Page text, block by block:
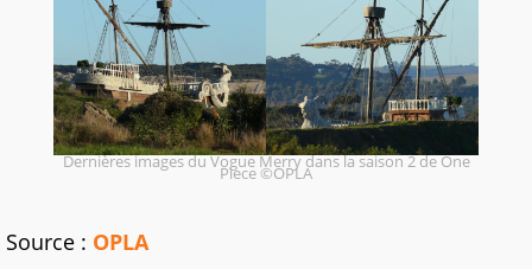
Dernières images du Vogue Merry dans la saison 2 de One
Piece ©OPLA
Source : OPLA